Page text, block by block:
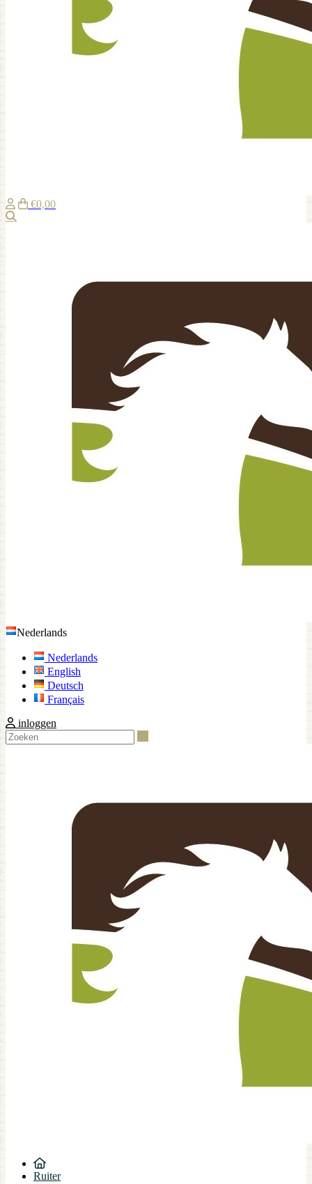
€0,00
Nederlands
Nederlands
English
Deutsch
Français
inloggen
Ruiter